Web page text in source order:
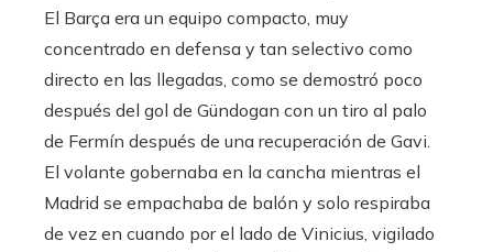
El Barça era un equipo compacto, muy
concentrado en defensa y tan selectivo como
directo en las llegadas, como se demostró poco
después del gol de Gündogan con un tiro al palo
de Fermín después de una recuperación de Gavi.
El volante gobernaba en la cancha mientras el
Madrid se empachaba de balón y solo respiraba
de vez en cuando por el lado de Vinicius, vigilado